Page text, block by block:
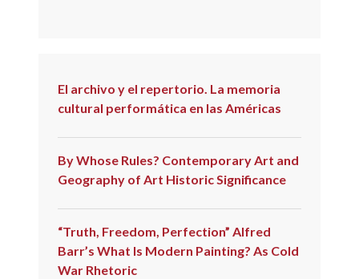
El archivo y el repertorio. La memoria
cultural performática en las Américas
By Whose Rules? Contemporary Art and
Geography of Art Historic Significance
“Truth, Freedom, Perfection” Alfred
Barr’s What Is Modern Painting? As Cold
War Rhetoric